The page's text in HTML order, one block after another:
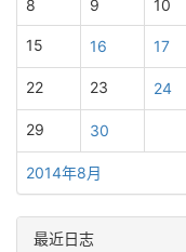
2014年8月
8 9 10
15 16 17
22 23 24
29 30
最近日志